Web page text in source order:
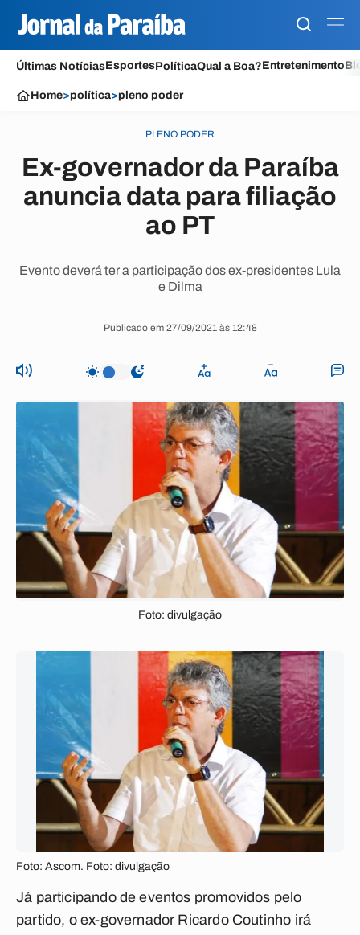
Últimas NotíciasEsportesPolíticaQual a Boa?Entretenimento
Home>política>pleno poder
PLENO PODER
Ex-governador da Paraíba
anuncia data para filiação
ao PT
Evento deverá ter a participação dos ex-presidentes Lula
e Dilma
Publicado em 27/09/2021 às 12:48
Foto: divulgação
Foto: Ascom. Foto: divulgação
Já participando de eventos promovidos pelo
partido, o ex-governador Ricardo Coutinho irá